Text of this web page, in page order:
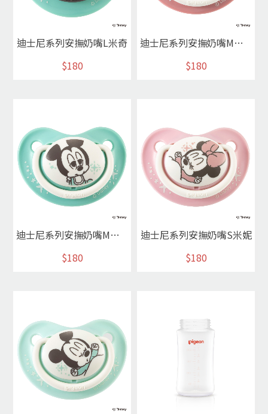
迪士尼系列安撫奶嘴L米奇
$180
迪士尼系列安撫奶嘴M米妮
$180
迪士尼系列安撫奶嘴M米奇
$180
迪士尼系列安撫奶嘴S米妮
$180